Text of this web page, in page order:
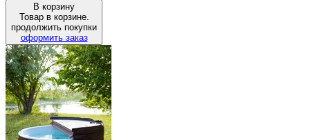
В корзину
Товар в корзине.
продолжить покупки
оформить заказ